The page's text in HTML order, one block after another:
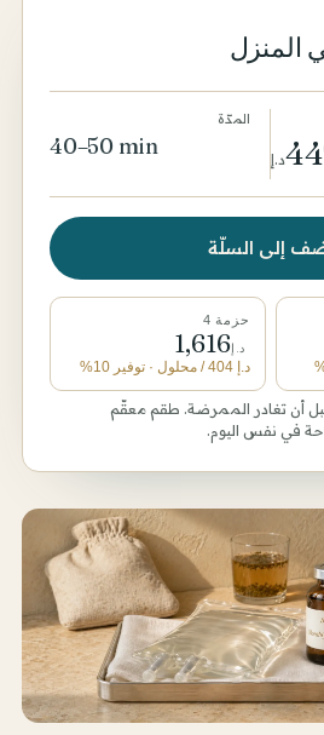
المنزل
د.إ
المدّة
40–50 min
إلى السلّة
حزمة 4
د.إ1,616
د.إ 404/ محلول · توفير 10%
قبل أن تغادر الممرضة. طقم معقّم
في نفس اليوم.